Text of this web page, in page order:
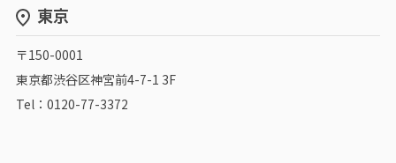
東京
〒150-0001
東京都渋谷区神宮前4-7-1 3F
Tel：0120-77-3372